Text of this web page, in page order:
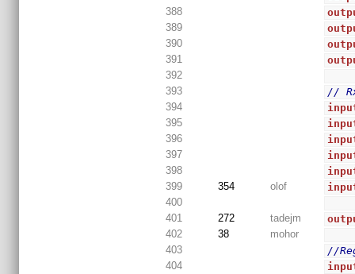
388
389
390
391
392
393
//
394
395
396
397
398
399
354 olof
400
401
272 tadejm
402
38
mohor
403
//
404